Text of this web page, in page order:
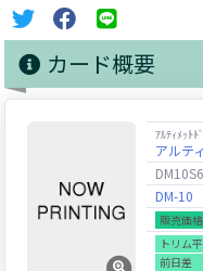
カード概要
ｱﾙﾃｨﾒｯﾄﾄ
アルテ
DM-10
販売価
トリム
前日